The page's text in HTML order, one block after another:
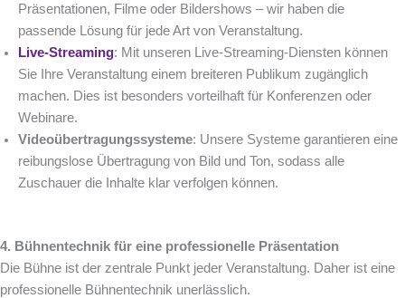
Präsentationen, Filme oder Bildershows – wir haben die
passende Lösung für jede Art von Veranstaltung.
Live-Streaming: Mit unseren Live-Streaming-Diensten können
Sie Ihre Veranstaltung einem breiteren Publikum zugänglich
machen. Dies ist besonders vorteilhaft für Konferenzen oder
Webinare.
Videoübertragungssysteme: Unsere Systeme garantieren eine
reibungslose Übertragung von Bild und Ton, sodass alle
Zuschauer die Inhalte klar verfolgen können.
4. Bühnentechnik für eine professionelle Präsentation
Die Bühne ist der zentrale Punkt jeder Veranstaltung. Daher ist eine
professionelle Bühnentechnik unerlässlich.